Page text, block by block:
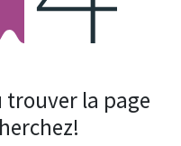
trouver la page